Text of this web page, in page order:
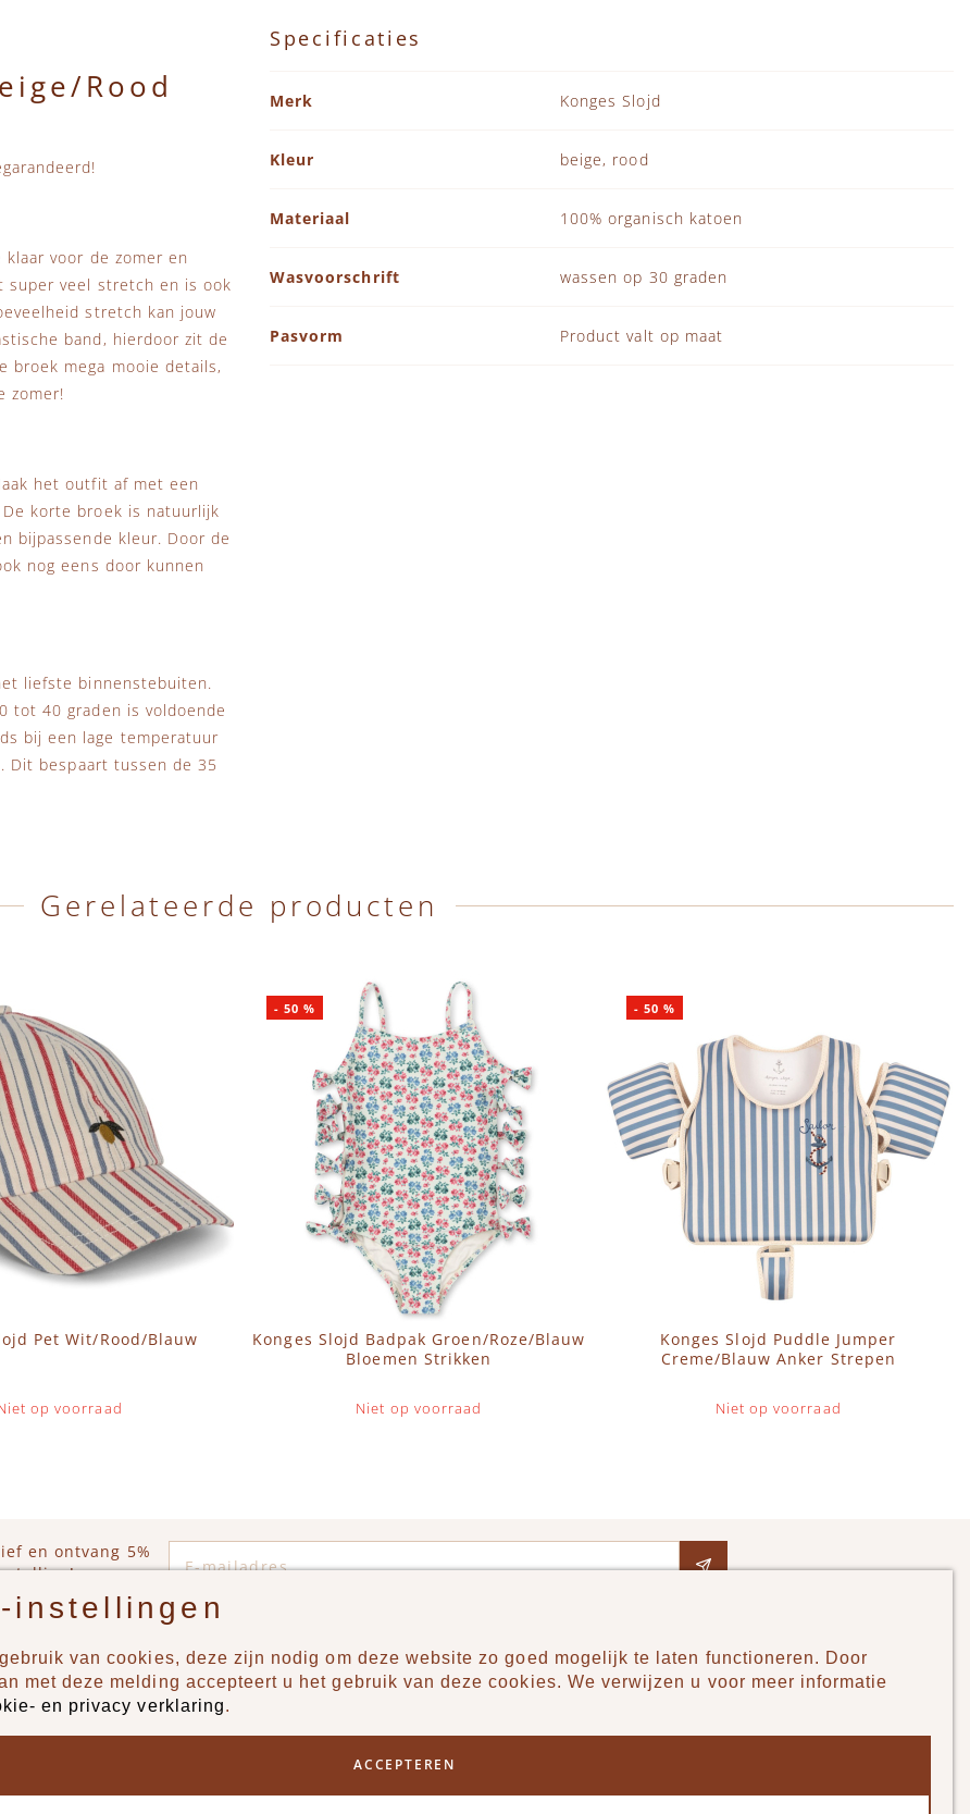
Rood
voor de zomer en
super veel stretch en is ook
stretch kan jouw
band, hierdoor zit de
broek mega mooie details,
zomer!
het outfit af met een
korte broek is natuurlijk
bijpassende kleur. Door de
nog eens door kunnen
liefste binnenstebuiten.
tot 40 graden is voldoende
bij een lage temperatuur
Dit bespaart tussen de 35
Specificaties
Merk
Konges Slojd
Kleur beige, rood
Materiaal 100% organisch katoen
Wasvoorschrift wassen op 30 graden
Pasvorm Product valt op maat
Gerelateerde producten
Pet Wit/Rood/Blauw
op voorraad
Konges Slojd Badpak Groen/Roze/Blauw
Bloemen Strikken
Niet op voorraad
-50 %
Konges Slojd Puddle Jumper
Creme/Blauw Anker Strepen
Niet op voorraad
- 50 %
en ontvang 5%
Producten Pudilo
instellingen
van cookies, deze zijn nodig om deze website zo goed mogelijk te laten functioneren. Door
met deze melding accepteert u het gebruik van deze cookies. We verwijzen u voor meer informatie
en privacy verklaring.
ACCEPTEREN